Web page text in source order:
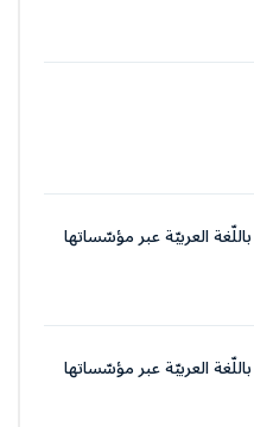
العربيّة عبر مؤسّساتها
العربيّة عبر مؤسّساتها